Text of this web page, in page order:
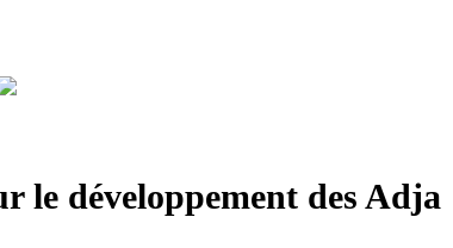
le développement des Adja